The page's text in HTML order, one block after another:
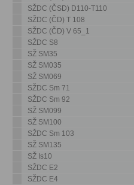
SŽDC (ČSD) D110-T110
SŽDC (ČD) T 108
SŽDC (ČD) V 65_1
SŽDC S8
SŽ SM35
SŽ SM035
SŽ SM069
SŽDC Sm 71
SŽDC Sm 92
SŽ SM099
SŽ SM100
SŽDC Sm 103
SŽ SM135
SŽ Is10
SŽDC E2
SŽDC E4